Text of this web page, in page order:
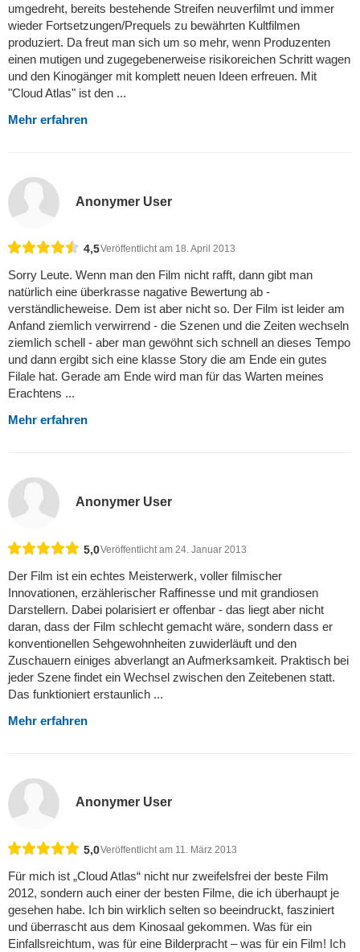
umgedreht, bereits bestehende Streifen neuverfilmt und immer
wieder Fortsetzungen/Prequels zu bewährten Kultfilmen
produziert. Da freut man sich um so mehr, wenn Produzenten
einen mutigen und zugegebenerweise risikoreichen Schritt wagen
und den Kinogänger mit komplett neuen Ideen erfreuen. Mit
"Cloud Atlas" ist den ...
Mehr erfahren
Anonymer User
4,5Veröffentlicht am 18. April 2013
Sorry Leute. Wenn man den Film nicht rafft, dann gibt man
natürlich eine überkrasse nagative Bewertung ab -
verständlicheweise. Dem ist aber nicht so. Der Film ist leider am
Anfand ziemlich verwirrend - die Szenen und die Zeiten wechseln
ziemlich schell - aber man gewöhnt sich schnell an dieses Tempo
und dann ergibt sich eine klasse Story die am Ende ein gutes
Filale hat. Gerade am Ende wird man für das Warten meines
Erachtens ...
Mehr erfahren
Anonymer User
5,0Veröffentlicht am 24. Januar 2013
Der Film ist ein echtes Meisterwerk, voller filmischer
Innovationen, erzählerischer Raffinesse und mit grandiosen
Darstellern. Dabei polarisiert er offenbar - das liegt aber nicht
daran, dass der Film schlecht gemacht wäre, sondern dass er
konventionellen Sehgewohnheiten zuwiderläuft und den
Zuschauern einiges abverlangt an Aufmerksamkeit. Praktisch bei
jeder Szene findet ein Wechsel zwischen den Zeitebenen statt.
Das funktioniert erstaunlich ...
Mehr erfahren
Anonymer User
5,0Veröffentlicht am 11. März 2013
Für mich ist „Cloud Atlas“ nicht nur zweifelsfrei der beste Film
2012, sondern auch einer der besten Filme, die ich überhaupt je
gesehen habe. Ich bin wirklich selten so beeindruckt, fasziniert
und überrascht aus dem Kinosaal gekommen. Was für ein
Einfallsreichtum, was für eine Bilderpracht – was für ein Film! Ich